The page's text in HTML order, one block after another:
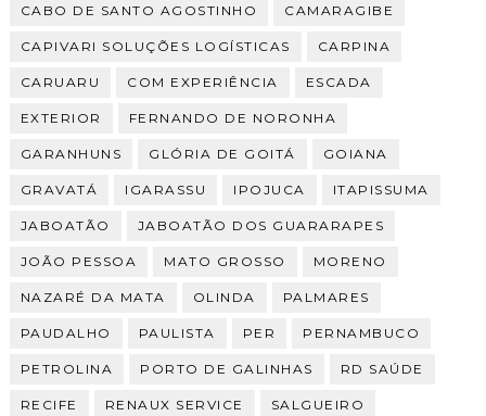
CABO DE SANTO AGOSTINHO CAMARAGIBE
CAPIVARI SOLUÇÕES LOGÍSTICAS CARPINA
CARUARU COM EXPERIÊNCIA ESCADA
EXTERIOR FERNANDO DE NORONHA
GARANHUNS GLÓRIA DE GOITÁ GOIANA
GRAVATÁ IGARASSU IPOJUCA ITAPISSUMA
JABOATÃO JABOATÃO DOS GUARARAPES
JOÃO PESSOA MATO GROSSO MORENO
NAZARÉ DA MATA OLINDA PALMARES
PAUDALHO PAULISTA PER PERNAMBUCO
PETROLINA PORTO DE GALINHAS RD SAÚDE
RECIFE RENAUX SERVICE SALGUEIRO